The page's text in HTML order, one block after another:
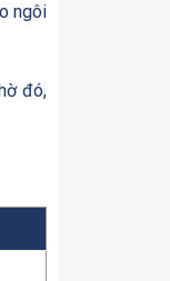
ngôi
đó,